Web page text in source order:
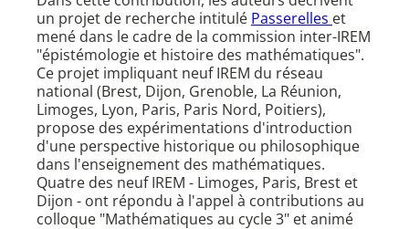
un projet de recherche intitulé Passerelles et
mené dans le cadre de la commission inter-IREM
"épistémologie et histoire des mathématiques".
Ce projet impliquant neuf IREM du réseau
national (Brest, Dijon, Grenoble, La Réunion,
Limoges, Lyon, Paris, Paris Nord, Poitiers),
propose des expérimentations d'introduction
d'une perspective historique ou philosophique
dans l'enseignement des mathématiques.
Quatre des neuf IREM - Limoges, Paris, Brest et
Dijon - ont répondu à l'appel à contributions au
colloque "Mathématiques au cycle 3" et animé